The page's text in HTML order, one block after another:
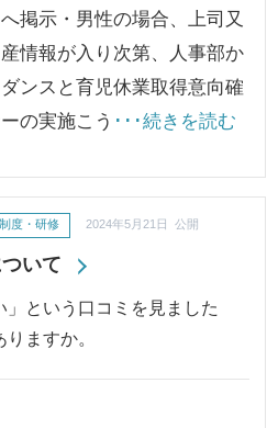
掲示・男性の場合、上司又
情報が入り次第、人事部か
ンスと育児休業取得意向確
の実施こう ･･･続きを読む
いて
度・研修 2024年5月21日 公開
」という口コミを見ました
ますか。